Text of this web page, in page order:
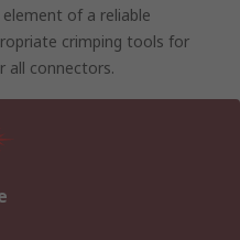
of a reliable
crimping tools for
all connectors.